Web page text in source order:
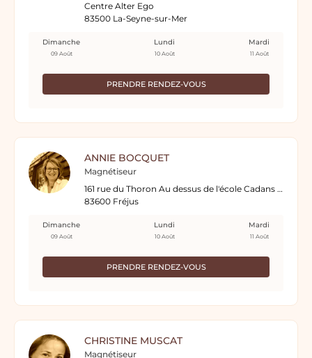
Centre Alter Ego
83500 La-Seyne-sur-Mer
PRENDRE RENDEZ-VOUS
Dimanche
09 Août
Lundi
10 Août
Mardi
11 Août
ANNIE BOCQUET
Magnétiseur
161 rue du Thoron Au dessus de l'école Cadans 1er étage
83600 Fréjus
PRENDRE RENDEZ-VOUS
Dimanche
09 Août
Lundi
10 Août
Mardi
11 Août
CHRISTINE MUSCAT
Magnétiseur